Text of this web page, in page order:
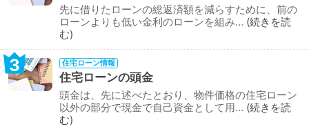
先に借りたローンの総返済額を減らすために、前の
ローンよりも低い金利のローンを組み… 続きを読
む
3 住宅ローン情報
住宅ローンの頭金
頭金は、先に述べたとおり、物件価格の住宅ローン
以外の部分で現金で自己資金として用… 続きを読
む